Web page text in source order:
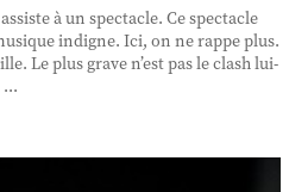
à un spectacle. Ce spectacle
indigne. Ici, on ne rappe plus.
Le plus grave n’est pas le clash lui-
...